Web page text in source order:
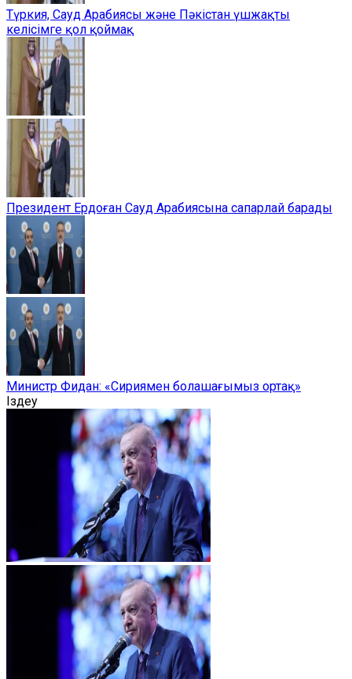
Түркия, Сауд Арабиясы және Пәкістан үшжақты
келісімге қол қоймақ
Президент Ердоған Сауд Арабиясына сапарлай барады
Министр Фидан: «Сириямен болашағымыз ортақ»
Іздеу